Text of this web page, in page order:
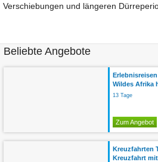
Verschiebungen und längeren
Beliebte Angebote
Wildes Afrika
13 Tage
Zum Angebot
Kreuzfahrten
Kreuzfahrt